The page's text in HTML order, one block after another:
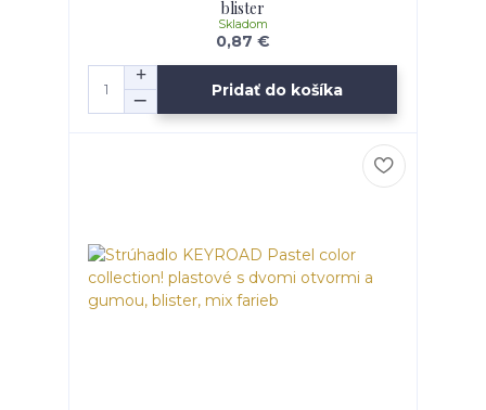
blister
0,87 €
Skladom
Pridať do košíka